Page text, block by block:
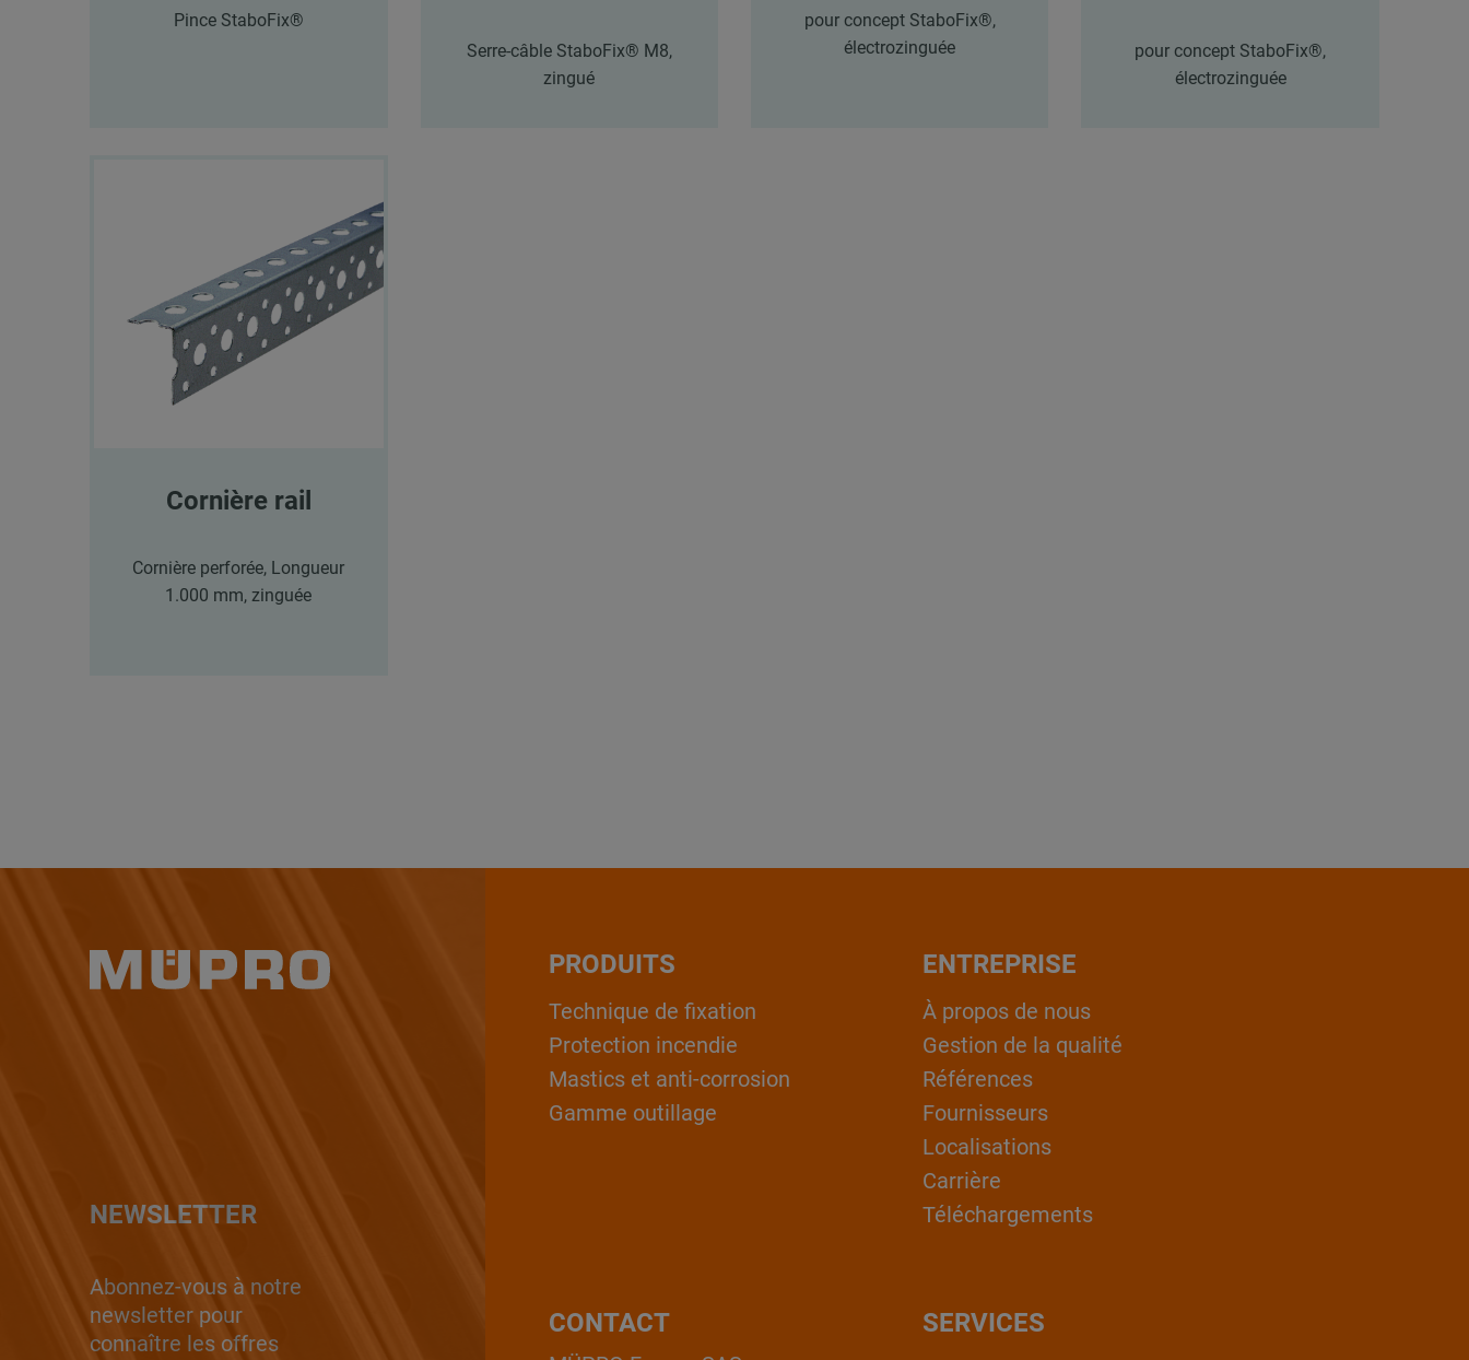
Pince StaboFix®
Serre-câble StaboFix® M8,
zingué
pour concept StaboFix®,
électrozinguée
pour concept StaboFix®,
électrozinguée
Cornière rail
Cornière perforée, Longueur
1.000 mm, zinguée
NEWSLETTER
Abonnez-vous à notre
newsletter pour
connaître les offres
PRODUITS
Technique de fixation
Protection incendie
Mastics et anti-corrosion
Gamme outillage
ENTREPRISE
À propos de nous
Gestion de la qualité
Références
Fournisseurs
Localisations
Carrière
Téléchargements
CONTACT SERVICES